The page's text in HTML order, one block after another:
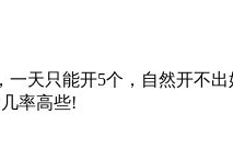
只能开5个，自然开不出
率高些!